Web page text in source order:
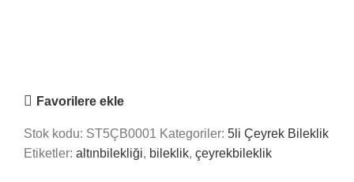
Favorilere ekle
Stok kodu: ST5ÇB0001 Kategoriler: 5li Çeyrek Bileklik
Etiketler: altınbilekliği, bileklik, çeyrekbileklik